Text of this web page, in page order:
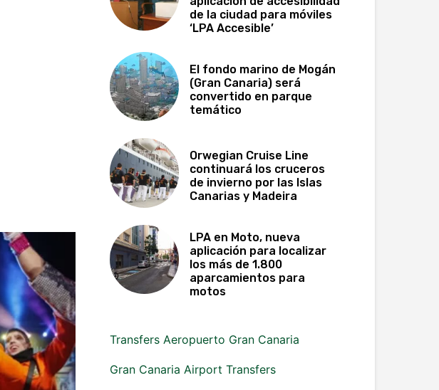
de la ciudad para móviles
‘LPA Accesible’
El fondo marino de Mogán
(Gran Canaria) será
convertido en parque
temático
Orwegian Cruise Line
continuará los cruceros
de invierno por las Islas
Canarias y Madeira
LPA en Moto, nueva
aplicación para localizar
los más de 1.800
aparcamientos para
motos
Transfers Aeropuerto Gran Canaria
Gran Canaria Airport Transfers